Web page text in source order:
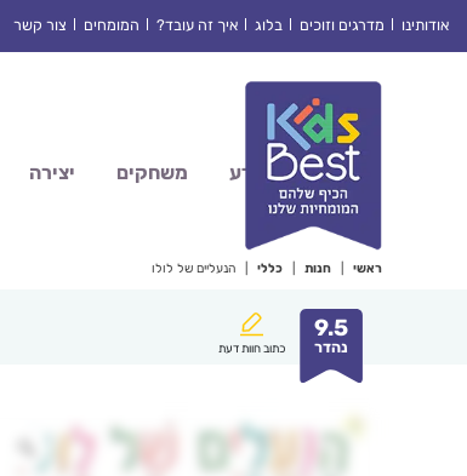
אודותינו מדרגים וזוכים בלוג איך זה עובד? המומחים צור קשר
מדע משחקים יצירה
ראשי חנות כללי הנעליים של לולו
9.5
נהדר כתוב חוות דעת